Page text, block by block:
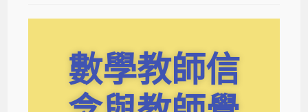
數學教師信